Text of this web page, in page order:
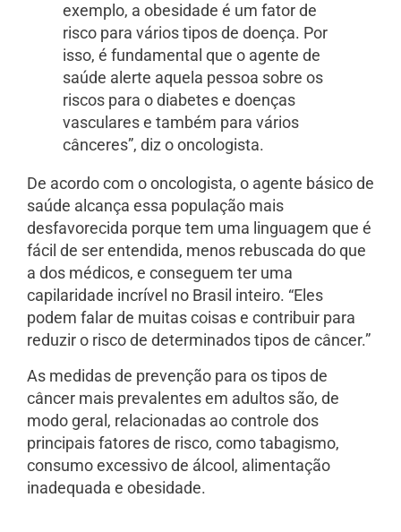
exemplo, a obesidade é um fator de
risco para vários tipos de doença. Por
isso, é fundamental que o agente de
saúde alerte aquela pessoa sobre os
riscos para o diabetes e doenças
vasculares e também para vários
cânceres”, diz o oncologista.
De acordo com o oncologista, o agente básico de
saúde alcança essa população mais
desfavorecida porque tem uma linguagem que é
fácil de ser entendida, menos rebuscada do que
a dos médicos, e conseguem ter uma
capilaridade incrível no Brasil inteiro. “Eles
podem falar de muitas coisas e contribuir para
reduzir o risco de determinados tipos de câncer.”
As medidas de prevenção para os tipos de
câncer mais prevalentes em adultos são, de
modo geral, relacionadas ao controle dos
principais fatores de risco, como tabagismo,
consumo excessivo de álcool, alimentação
inadequada e obesidade.